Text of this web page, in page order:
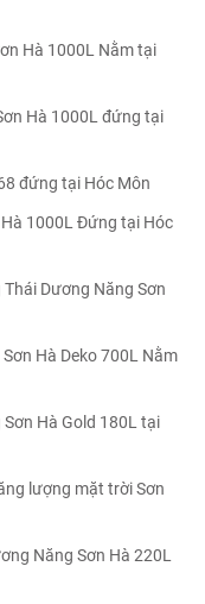
Hà 1000L Nằm tại
Hà 1000L đứng tại
đứng tại Hóc Môn
1000L Đứng tại Hóc
Dương Năng Sơn
Hà Deko 700L Nằm
Hà Gold 180L tại
lượng mặt trời Sơn
Năng Sơn Hà 220L